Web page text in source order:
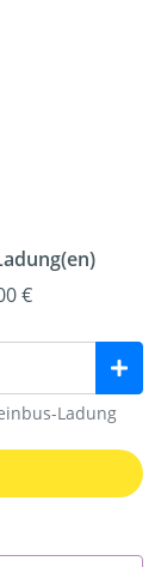
€
Ladung